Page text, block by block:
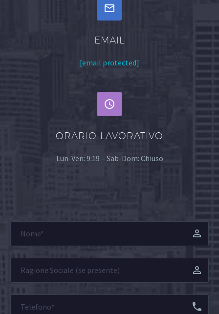


EMAIL
[email protected]


ORARIO LAVORATIVO
Lun-Ven: 9:19 – Sab-Dom: Chiuso